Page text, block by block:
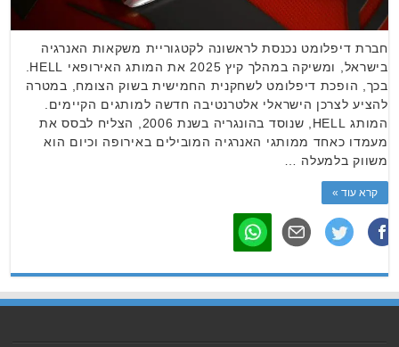
חברת דיפלומט נכנסת לראשונה לקטגוריית משקאות האנרגיה
בכך, הופכת דיפלומט לשחקנית החמישית בשוק הצומח, במטרה
להציע לצרכן הישראלי אלטרנטיבה חדשה למותגים הקיימים.
המותג HELL, שנוסד בהונגריה בשנת 2006, הצליח לבסס את
מעמדו כאחד ממותגי האנרגיה המובילים באירופה וכיום הוא
משווק בלמעלה …
קרא עוד »